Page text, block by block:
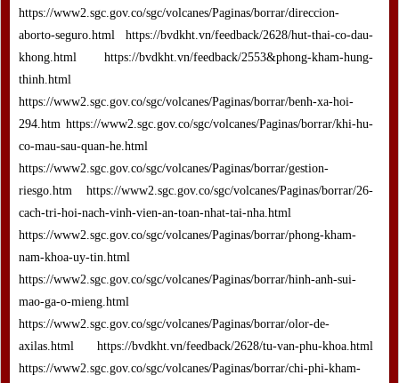
https://www2.sgc.gov.co/sgc/volcanes/Paginas/borrar/direccion-
aborto-seguro.html https://bvdkht.vn/feedback/2628/hut-thai-co-dau-
khong.html https://bvdkht.vn/feedback/2553&phong-kham-hung-
thinh.html
https://www2.sgc.gov.co/sgc/volcanes/Paginas/borrar/benh-xa-hoi-
294.htm https://www2.sgc.gov.co/sgc/volcanes/Paginas/borrar/khi-hu-
co-mau-sau-quan-he.html
https://www2.sgc.gov.co/sgc/volcanes/Paginas/borrar/gestion-
riesgo.htm https://www2.sgc.gov.co/sgc/volcanes/Paginas/borrar/26-
cach-tri-hoi-nach-vinh-vien-an-toan-nhat-tai-nha.html
https://www2.sgc.gov.co/sgc/volcanes/Paginas/borrar/phong-kham-
nam-khoa-uy-tin.html
https://www2.sgc.gov.co/sgc/volcanes/Paginas/borrar/hinh-anh-sui-
mao-ga-o-mieng.html
https://www2.sgc.gov.co/sgc/volcanes/Paginas/borrar/olor-de-
axilas.html https://bvdkht.vn/feedback/2628/tu-van-phu-khoa.html
https://www2.sgc.gov.co/sgc/volcanes/Paginas/borrar/chi-phi-kham-